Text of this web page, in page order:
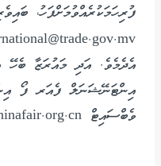
ފުރިހަމަކުރެއްވުމަށްފަހު،
@
އެދެމެވެ. އަދި މައުރަޒާ ބެހޭ
އިންޓަނޭޝަނަލް ފެއަރ ފޯ
ވެބްސައިޓް www.chinafair.org.cn އިންވެސް ލިބޭނެކަމަށެވެ.